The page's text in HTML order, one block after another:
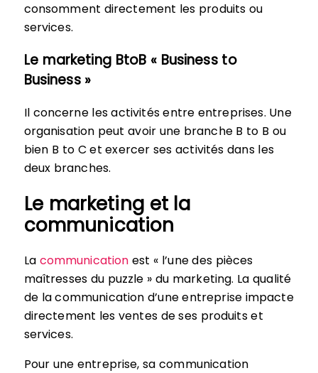
consomment directement les produits ou
services.
Le marketing BtoB « Business to
Business »
Il concerne les activités entre entreprises. Une
organisation peut avoir une branche B to B ou
bien B to C et exercer ses activités dans les
deux branches.
Le marketing et la
communication
La communication est « l’une des pièces
maîtresses du puzzle » du marketing. La qualité
de la communication d’une entreprise impacte
directement les ventes de ses produits et
services.
Pour une entreprise, sa communication